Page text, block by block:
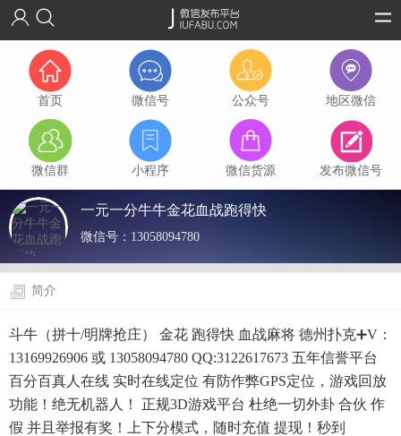
首页 微信号 公众号 地区微信
微信群 小程序 微信货源 发布微信号
一元一分牛牛金花血战跑得快
微信号： 13058094780
简介
斗牛（拼十/明牌抢庄） 金花 跑得快 血战麻将 德州扑克➕V：
13169926906 或 13058094780 QQ:3122617673 五年信誉平台
百分百真人在线 实时在线定位 有防作弊GPS定位，游戏回放
功能！绝无机器人！ 正规3D游戏平台 杜绝一切外卦 合伙 作
假 并且举报有奖！上下分模式，随时充值 提现！秒到